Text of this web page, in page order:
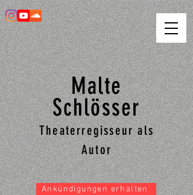
Malte
Schlösser
Theaterregisseur als
Autor
Ankündigungen erhalten